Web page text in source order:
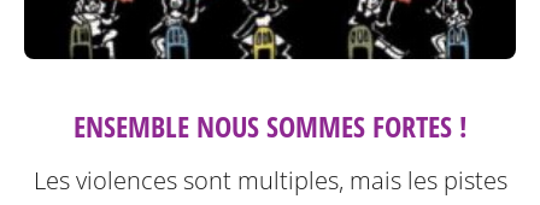
ENSEMBLE NOUS SOMMES FORTES !
Les violences sont multiples, mais les pistes